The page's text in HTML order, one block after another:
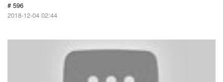
# 596
2018-12-04 02:44